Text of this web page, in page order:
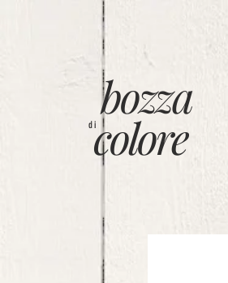
bozza
colore
di